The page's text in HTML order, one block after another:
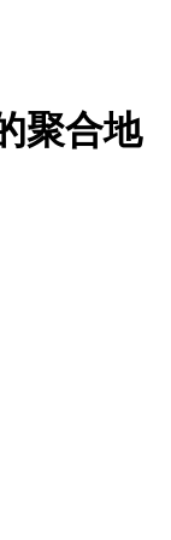
聚合地